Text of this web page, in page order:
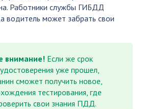
Работники службы ГИБДД
водитель может забрать свои
внимание! Если же срок
уже прошел,
сможет получить новое,
тестирования, где
свои знания ПДД.